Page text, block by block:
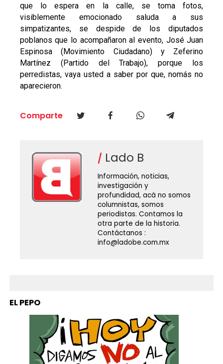
que lo espera en la calle, se toma fotos,
visiblemente emocionado saluda a sus
simpatizantes, se despide de los diputados
poblanos que lo acompañaron al evento, José Juan
Espinosa (Movimiento Ciudadano) y Zeferino
Martínez (Partido del Trabajo), porque los
perredistas, vaya usted a saber por que, nomás no
aparecieron.
Comparte
Lado B
Información, noticias,
investigación y
profundidad, acá no somos
columnistas, somos
periodistas. Contamos la
otra parte de la historia.
Contáctanos :
info@ladobe.com.mx
EL PEPO